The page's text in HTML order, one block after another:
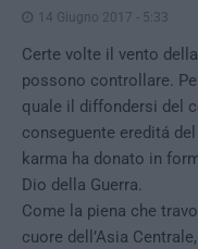
14 Giugno 2017 - 5:33
Certe volte il vento
possono controllare.
quale il diffondersi del
conseguente ereditá
karma ha donato in
Dio della Guerra.
Come la piena che
cuore dell’Asia